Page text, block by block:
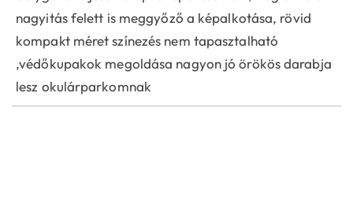
nagyitás felett is meggyőző a képalkotása, rövid
kompakt méret színezés nem tapasztalható
,védőkupakok megoldása nagyon jó örökös darabja
lesz okulárparkomnak